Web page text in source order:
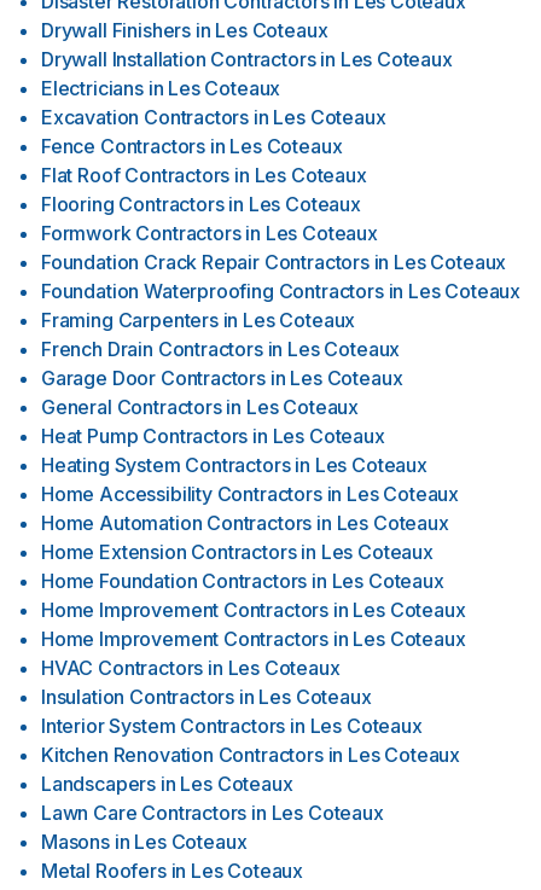
Drywall Finishers in Les Coteaux
Drywall Installation Contractors in Les Coteaux
Electricians in Les Coteaux
Excavation Contractors in Les Coteaux
Fence Contractors in Les Coteaux
Flat Roof Contractors in Les Coteaux
Flooring Contractors in Les Coteaux
Formwork Contractors in Les Coteaux
Foundation Crack Repair Contractors in Les Coteaux
Foundation Waterproofing Contractors in Les Coteaux
Framing Carpenters in Les Coteaux
French Drain Contractors in Les Coteaux
Garage Door Contractors in Les Coteaux
General Contractors in Les Coteaux
Heat Pump Contractors in Les Coteaux
Heating System Contractors in Les Coteaux
Home Accessibility Contractors in Les Coteaux
Home Automation Contractors in Les Coteaux
Home Extension Contractors in Les Coteaux
Home Foundation Contractors in Les Coteaux
Home Improvement Contractors in Les Coteaux
Home Improvement Contractors in Les Coteaux
HVAC Contractors in Les Coteaux
Insulation Contractors in Les Coteaux
Interior System Contractors in Les Coteaux
Kitchen Renovation Contractors in Les Coteaux
Landscapers in Les Coteaux
Lawn Care Contractors in Les Coteaux
Masons in Les Coteaux
Metal Roofers in Les Coteaux